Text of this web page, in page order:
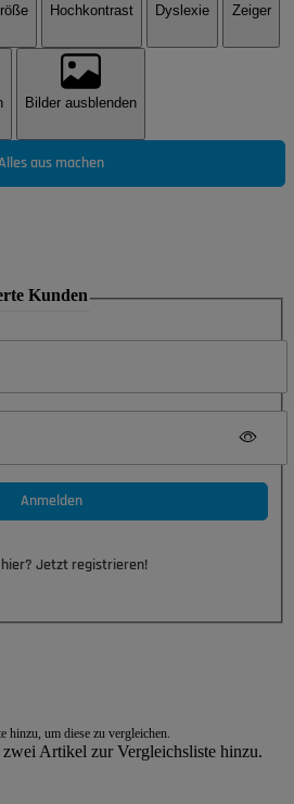
Hochkontrast Dyslexie Zeiger
Bilder ausblenden
aus machen
Kunden
Anmelden
hier? Jetzt registrieren!
hinzu, um diese zu vergleichen.
Artikel zur Vergleichsliste hinzu.